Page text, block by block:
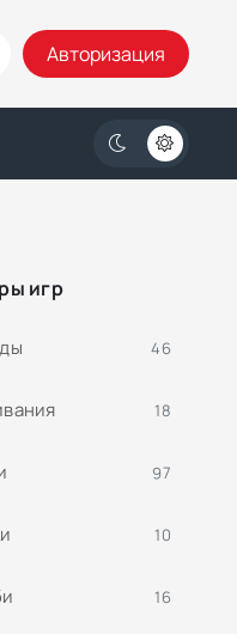
Авторизация
игр
46
18
97
10
16